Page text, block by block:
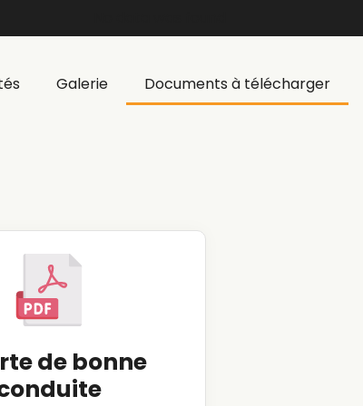
Galerie Documents à télécharger
de bonne